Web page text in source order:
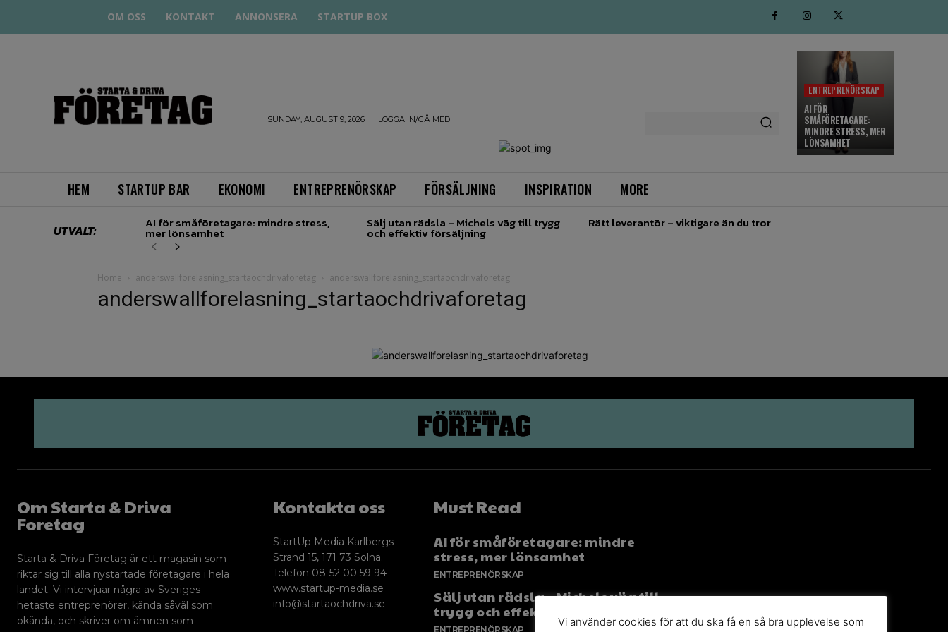
OM OSS KONTAKT ANNONSERA STARTUP BOX
SUNDAY, AUGUST 9, 2026 LOGGA IN/GÅ MED
ENTREPRENÖRSKAP
AI FÖR
SMÅFÖRETAGARE:
MINDRE STRESS, MER
LÖNSAMHET
HEM STARTUP BAR EKONOMI ENTREPRENÖRSKAP FÖRSÄLJNING INSPIRATION MORE
UTVALT: AI för småföretagare: mindre stress,
mer lönsamhet
Sälj utan rädsla – Michels väg till trygg
och effektiv försäljning
Rätt leverantör – viktigare än du tror
Home anderswallforelasning_startaochdrivaforetag anderswallforelasning_startaochdrivaforetag
anderswallforelasning_startaochdrivaforetag
Om Starta & Driva
Foretag
Starta & Driva Företag är ett magasin som
riktar sig till alla nystartade företagare i hela
landet. Vi intervjuar några av Sveriges
hetaste entreprenörer, kända såväl som
okända, och skriver om ämnen som
Kontakta oss
StartUp Media Karlbergs
Strand 15, 171 73 Solna.
Telefon 08-52 00 59 94
www.startup-media.se
info@startaochdriva.se
Must Read
AI för småföretagare: mindre
stress, mer lönsamhet
ENTREPRENÖRSKAP
Sälj utan rädsla – Michels väg till
trygg och effektiv försäljning
ENTREPRENÖRSKAP
Vi använder cookies för att du ska få en så bra upplevelse som